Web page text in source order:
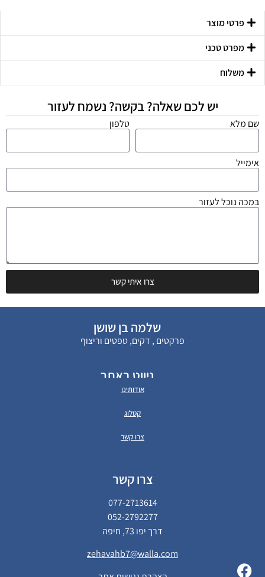
פרטי מוצר
מפרט טכני
משלוח
יש לכם שאלה? בקשה? נשמח לעזור
שם מלא טלפון
אימייל
במכה נוכל לעזור
צרו איתי קשר
שלמה בן שושן
פרקטים , דקים, טפטים וריצוף
ניווט באתר
אודותינו
קטלוג
צרו קשר
צרו קשר
077-2713614
052-2792277
דרך יפו 73, חיפה
zehavahb7@walla.com